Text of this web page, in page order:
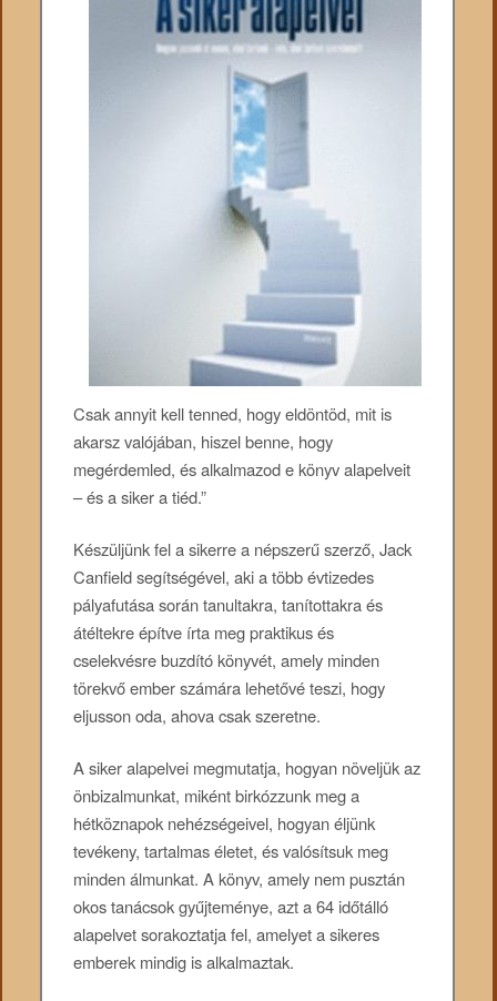
Csak annyit kell tenned, hogy eldöntöd, mit is
akarsz valójában, hiszel benne, hogy
megérdemled, és alkalmazod e könyv alapelveit
– és a siker a tiéd.”
Készüljünk fel a sikerre a népszerű szerző, Jack
Canfield segítségével, aki a több évtizedes
pályafutása során tanultakra, tanítottakra és
átéltekre építve írta meg praktikus és
cselekvésre buzdító könyvét, amely minden
törekvő ember számára lehetővé teszi, hogy
eljusson oda, ahova csak szeretne.
A siker alapelvei megmutatja, hogyan növeljük az
önbizalmunkat, miként birkózzunk meg a
hétköznapok nehézségeivel, hogyan éljünk
tevékeny, tartalmas életet, és valósítsuk meg
minden álmunkat. A könyv, amely nem pusztán
okos tanácsok gyűjteménye, azt a 64 időtálló
alapelvet sorakoztatja fel, amelyet a sikeres
emberek mindig is alkalmaztak.